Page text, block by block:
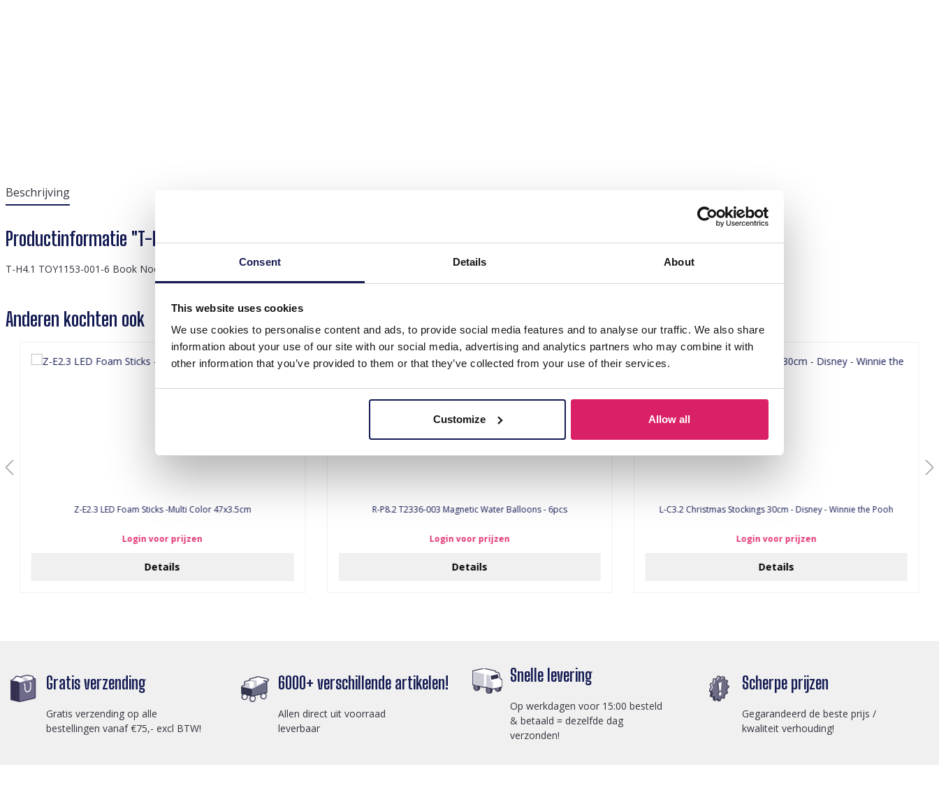
Consent Details About
This website uses cookies
We use cookies to personalise content and ads, to provide social media features and to analyse our traffic. We also share
information about your use of our site with our social media, advertising and analytics partners who may combine it with
other information that you’ve provided to them or that they’ve collected from your use of their services.
Customize Allow all
Beschrijving
Productinformatie "T-H4.1 TOY1153-001-6 Book Nook Wooden 3D Puzzle Magic Academy incl. Wand"
T-H4.1 TOY1153-001-6 Book Nook Houten 3D-puzzel Magic Academy incl. Toverstaf
Anderen kochten ook
Z-E2.3 LED Foam Sticks -Multi Color 47x3.5cm
Login voor prijzen
Details
R-P8.2 T2336-003 Magnetic Water Balloons - 6pcs
Login voor prijzen
Details
L-C3.2 Christmas Stockings 30cm - Disney - Winnie the Pooh
Login voor prijzen
Details
Gratis verzending
Gratis verzending op alle
bestellingen vanaf €75,- excl BTW!
6000+ verschillende artikelen!
Allen direct uit voorraad
leverbaar
Snelle levering
Op werkdagen voor 15:00 besteld
& betaald = dezelfde dag
verzonden!
Scherpe prijzen
Gegarandeerd de beste prijs /
kwaliteit verhouding!